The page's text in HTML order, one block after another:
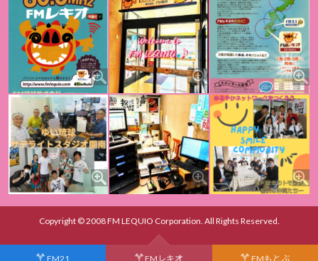
Copyright © 2008 FM LEQUIO Corporation. All Rights Reserved.
FM21 FMレキオ FMもとぶ